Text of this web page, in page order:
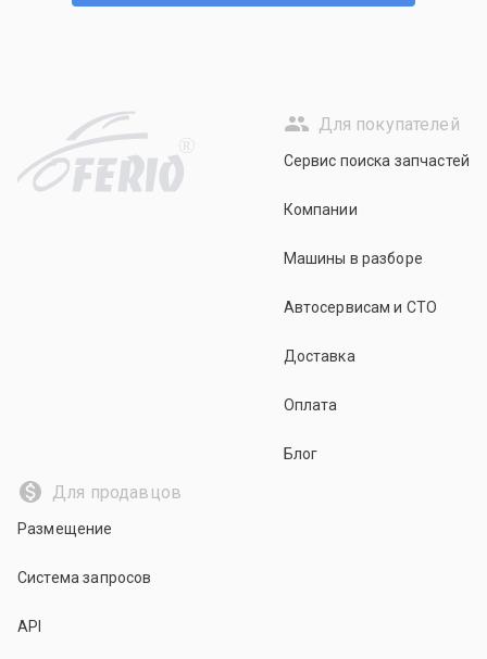
R
Для покупателей
Сервис поиска запчастей
Компании
Машины в разборе
Автосервисам и СТО
Доставка
Оплата
Блог
Для продавцов
Размещение
Система запросов
API